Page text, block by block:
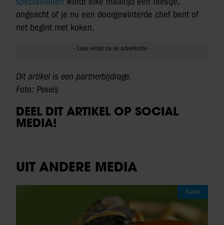
ongeacht of je nu een doorgewinterde chef bent of
net begint met koken.
Dit artikel is een partnerbijdrage.
Foto: Pexels
DEEL DIT ARTIKEL OP SOCIAL
MEDIA!
UIT ANDERE MEDIA
Sante